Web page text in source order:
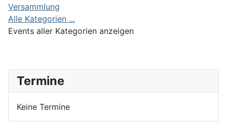
Termine
Keine Termine
Versammlung
Alle Kategorien ...
Events aller Kategorien anzeigen